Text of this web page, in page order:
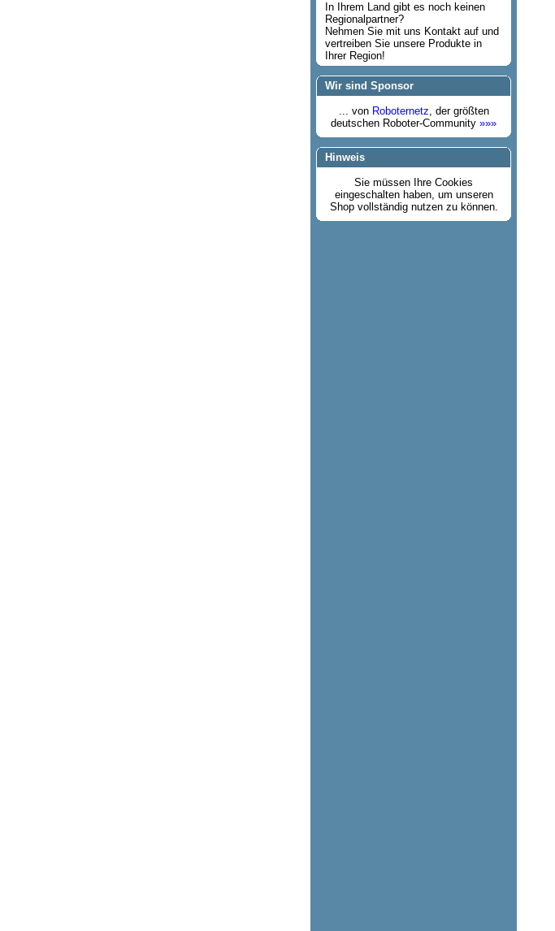
In Ihrem Land gibt es noch keinen
Regionalpartner?
Nehmen Sie mit uns Kontakt auf und
vertreiben Sie unsere Produkte in
Ihrer Region!
Wir sind Sponsor
... von Roboternetz, der größten
deutschen Roboter-Community »»»
Hinweis
Sie müssen Ihre Cookies
eingeschalten haben, um unseren
Shop vollständig nutzen zu können.